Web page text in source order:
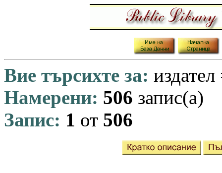
Вие търсихте за:
Намерени: 506 запис(а)
Запис: 1 от 506